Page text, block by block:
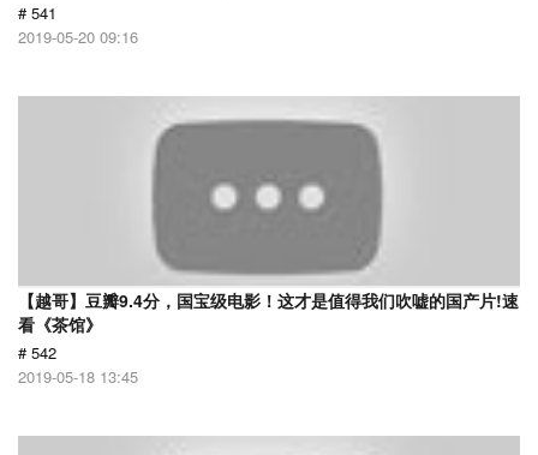
# 541
2019-05-20 09:16
【越哥】豆瓣9.4分，国宝级电影！这才是值得我们吹嘘的国产片!速
看《茶馆》
# 542
2019-05-18 13:45